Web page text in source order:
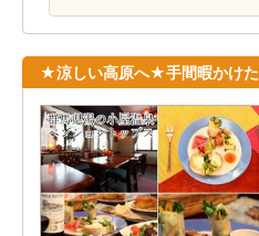
★涼しい高原へ★手間暇かけた